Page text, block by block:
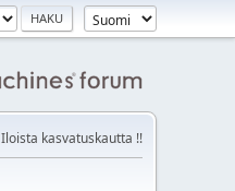
Iloista kasvatuskautta !!